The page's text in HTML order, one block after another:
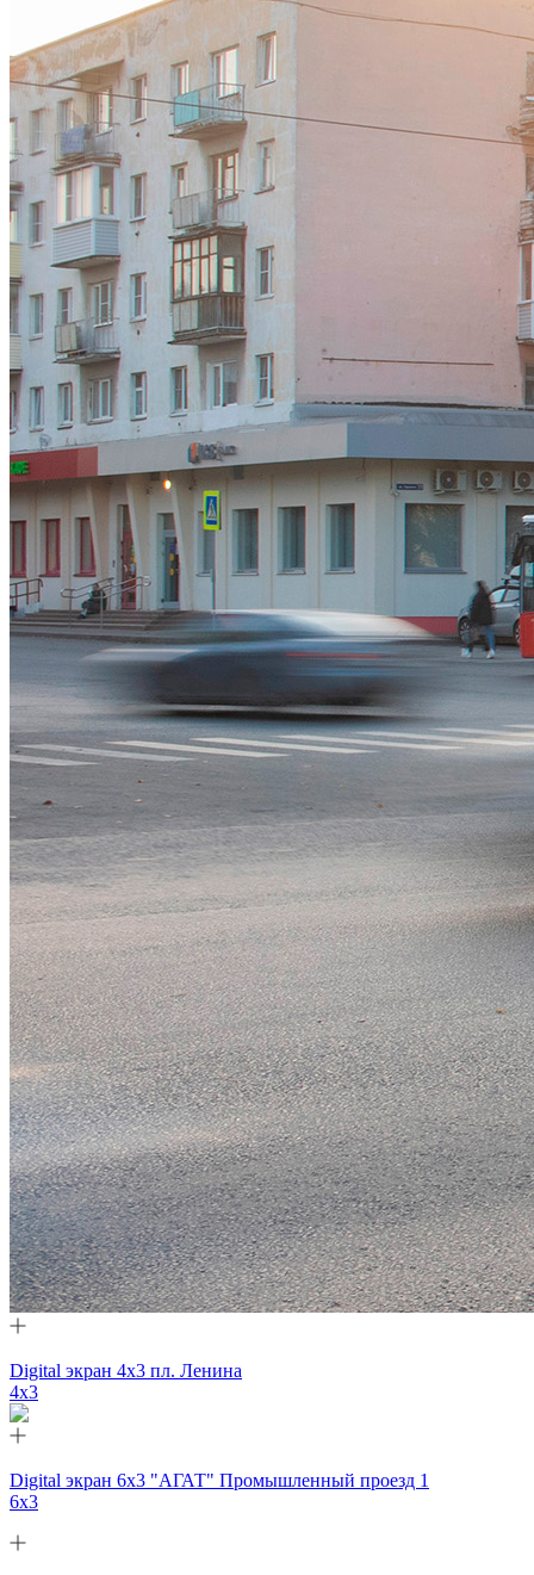
Digital экран 4х3 пл. Ленина
4х3
Digital экран 6х3 "АГАТ" Промышленный проезд 1
6х3